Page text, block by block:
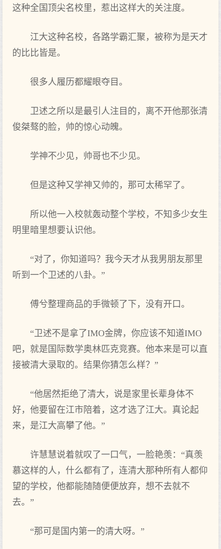
这种全国顶尖名校里，惹出这样大的关注度。
江大这种名校，各路学霸汇聚，被称为是天才
的比比皆是。
很多人履历都耀眼夺目。
卫述之所以是最引人注目的，离不开他那张清
俊桀骜的脸，帅的惊心动魄。
学神不少见，帅哥也不少见。
但是这种又学神又帅的，那可太稀罕了。
所以他一入校就轰动整个学校，不知多少女生
明里暗里想要认识他。
“对了，你知道吗？我今天才从我男朋友那里
听到一个卫述的八卦。”
傅兮整理商品的手微顿了下，没有开口。
“卫述不是拿了IMO金牌，你应该不知道IMO
吧，就是国际数学奥林匹克竞赛。他本来是可以直
接被清大录取的。结果你猜怎么样？”
“他居然拒绝了清大，说是家里长辈身体不
好，他要留在江市陪着，这才选了江大。真论起
来，是江大高攀了他。”
许慧慧说着就叹了一口气，一脸艳羡：“真羡
慕这样的人，什么都有了，连清大那种所有人都仰
望的学校，他都能随随便便放弃，想不去就不
去。”
“那可是国内第一的清大呀。”